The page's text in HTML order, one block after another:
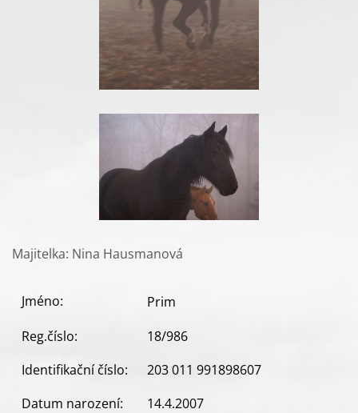
Majitelka: Nina Hausmanová
Jméno:
Prim
Reg.číslo:
18/986
Identifikační číslo:
203 011 991898607
Datum narození:
14.4.2007